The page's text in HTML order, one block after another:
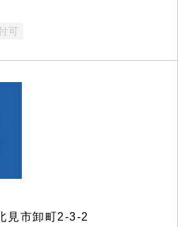
可
市卸町2-3-2